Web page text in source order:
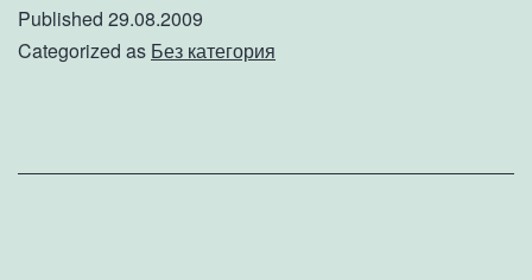
Published 29.08.2009
Categorized as Без категория